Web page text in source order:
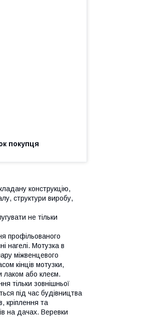
покупця
конструкцію,
структури виробу,
не тільки
профільованого
нагелі. Мотузка в
міжвенцевого
кінців мотузки,
лаком або клеєм.
тільки зовнішньої
під час будівництва
кріплення та
на дачах. Веревки